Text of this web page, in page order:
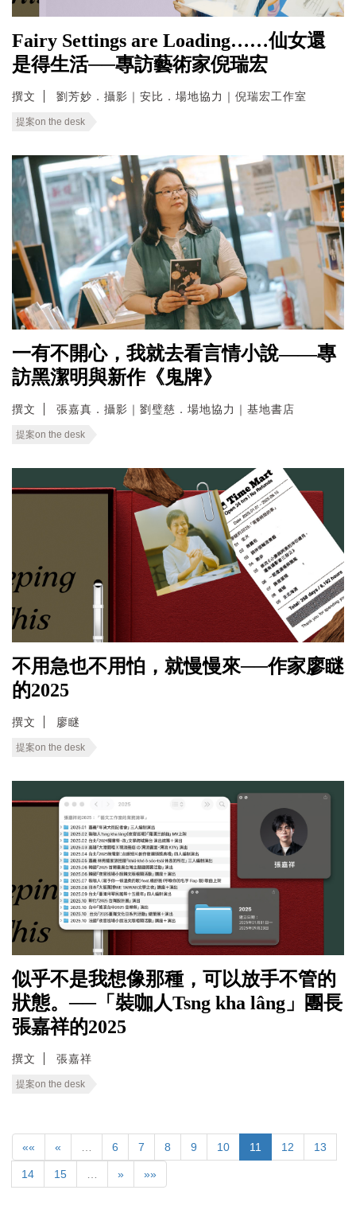
Fairy Settings are Loading……仙女還
是得生活──專訪藝術家倪瑞宏
撰文 劉芳妙．攝影｜安比．場地協力｜倪瑞宏工作室
提案on the desk
一有不開心，我就去看言情小說——專
訪黑潔明與新作《鬼牌》
撰文 張嘉真．攝影｜劉璧慈．場地協力｜基地書店
提案on the desk
不用急也不用怕，就慢慢來──作家廖瞇
的2025
撰文 廖瞇
提案on the desk
似乎不是我想像那種，可以放手不管的
狀態。──「裝咖人Tsng kha lâng」團長
張嘉祥的2025
撰文 張嘉祥
提案on the desk
«« « 6 7 8 9 10 11 12 13
14 15 » »»